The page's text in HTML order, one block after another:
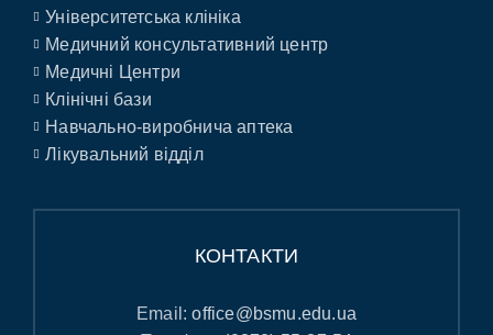
Університетська клініка
Медичний консультативний центр
Медичні Центри
Клінічні бази
Навчально-виробнича аптека
Лікувальний відділ
КОНТАКТИ
Email:office@bsmu.edu.ua